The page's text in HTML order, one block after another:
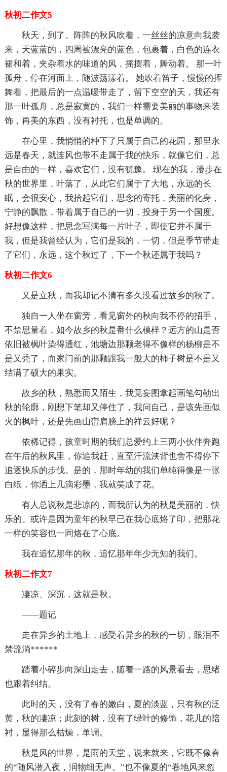
秋初二作文5
秋天，到了。阵阵的秋风吹着，一丝丝的凉意向我袭
来，天蓝蓝的，四周被漂亮的蓝色，包裹着，白色的连衣
裙和着，夹杂着水的味道的风，摇摆着，舞动着。 那一叶
孤舟，停在河面上，随波荡漾着。 她吹着笛子，慢慢的挥
舞着，把最后的一点温暖带走了，留下空空的天，我还有
那一叶孤舟，总是寂寞的，我们一样需要美丽的事物来装
饰，再美的东西，没有衬托，也是单调的。
在心里，我悄悄的种下了只属于自己的花园，那里永
远是春天，就连风也带不走属于我的快乐，就像它们，总
是自由的一样，喜欢它们，没有犹豫。 现在的我，漫步在
秋的世界里，叶落了，从此它们属于了大地，永远的长
眠，会很安心，我拾起它们，思念的寄托，美丽的化身，
宁静的飘散，带着属于自己的一切，投身于另一个国度。
好想像这样，把思念写满每一片叶子，即使它并不属于
我，但是我曾经认为，它们是我的，一切，但是季节带走
了它们，永远，这个秋过了，下一个秋还属于我吗？
秋初二作文6
又是立秋，而我却记不清有多久没看过故乡的秋了。
独自一人坐在窗旁，看见窗外的秋向我不停的招手，
不禁思量着，如今故乡的秋是番什么模样？远方的山是否
依旧被枫叶染得通红，池塘边那颗老得不像样的杨柳是不
是又秃了，而家门前的那颗跟我一般大的柿子树是不是又
结满了硕大的果实。
故乡的秋，熟悉而又陌生，我竟妄图拿起画笔勾勒出
秋的轮廓，刚想下笔却又停住了，我问自己，是该先画似
火的枫叶，还是先画山峦肩膀上的祥云好呢？
依稀记得，孩童时期的我们总爱约上三两小伙伴奔跑
在午后的秋风里，你追我赶，直至汗流浃背也舍不得停下
追逐快乐的步伐。是的，那时年幼的我们单纯得像是一张
白纸，你洒上几滴彩墨，我就笑成了花。
有人总说秋是悲凉的，而我所认为的秋是美丽的，快
乐的。或许是因为童年的秋早已在我心底烙了印，把那花
一样的笑容也一同烙在了心底。
我在追忆那年的秋，追忆那年年少无知的我们。
秋初二作文7
凄凉、深沉，这就是秋。
——题记
走在异乡的土地上，感受着异乡的秋的一切，眼泪不
禁流淌******
踏着小碎步向深山走去，随着一路的风景看去，思绪
也跟着纠结。
此时的天，没有了春的嫩白，夏的淡蓝，只有秋的泛
黄，秋的凄凉；此刻的树，没有了绿叶的修饰，花儿的陪
衬，显得那么枯燥，单调。
秋是风的世界，是雨的天堂，说来就来，它既不像春
的“随风潜入夜，润物细无声。”也不像夏的“卷地风来忽